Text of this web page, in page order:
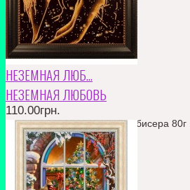
НЕЗЕМНАЯ ЛЮБ...
НЕЗЕМНАЯ ЛЮБОВЬ
110.00грн.
Частичная вышивка Кол-во бисера 80г ..
КУПИТЬ
В ЗАКЛАДКИ
В СРАВНЕНИЕ
110.00грн.